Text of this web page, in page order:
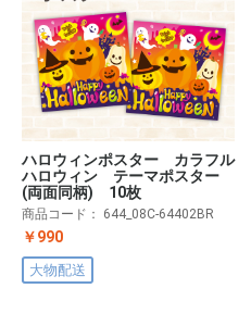
ハロウィンポスター カラフル
ハロウィン テーマポスター
(両面同柄) 10枚
商品コード： 644_08C-64402BR
￥990
大物配送